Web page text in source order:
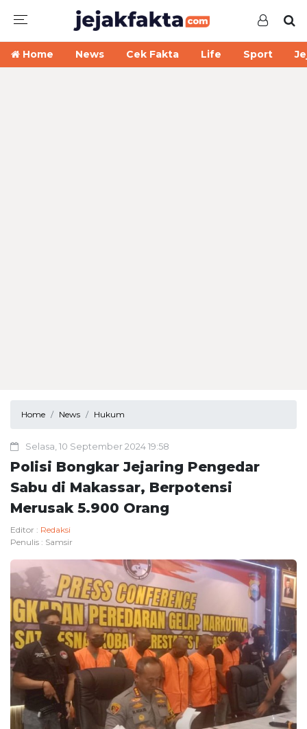
Home News Cek Fakta Life Sport
Home News Hukum
Selasa, 10 September 2024 19:58
Polisi Bongkar Jejaring Pengedar
Sabu di Makassar, Berpotensi
Merusak 5.900 Orang
Editor : Redaksi
Penulis : Samsir